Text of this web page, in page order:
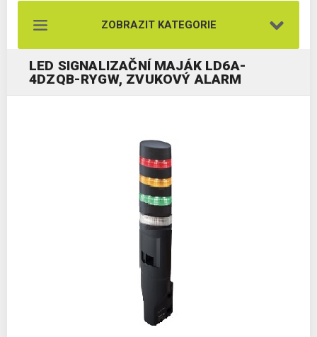
ZOBRAZIT KATEGORIE
LED SIGNALIZAČNÍ MAJÁK LD6A-
4DZQB-RYGW, ZVUKOVÝ ALARM